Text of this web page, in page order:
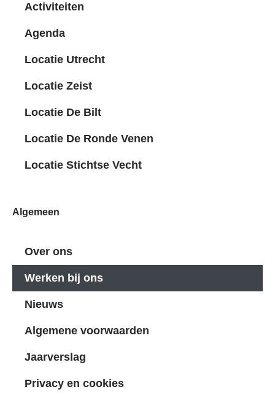
Activiteiten
Agenda
Locatie Utrecht
Locatie Zeist
Locatie De Bilt
Locatie De Ronde Venen
Locatie Stichtse Vecht
Algemeen
Over ons
Werken bij ons
Nieuws
Algemene voorwaarden
Jaarverslag
Privacy en cookies